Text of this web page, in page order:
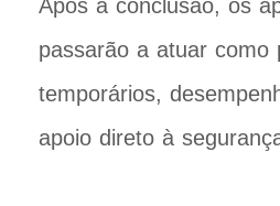
Após a conclusão, os
passarão a atuar como
temporários,
apoio direto à